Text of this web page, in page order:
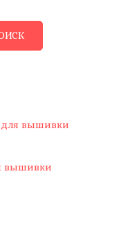
для вышивки
вышивки